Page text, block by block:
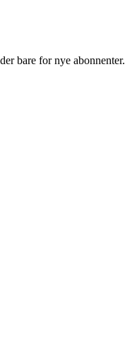
bare for nye abonnenter.